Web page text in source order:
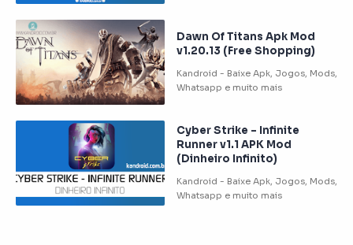
Dawn Of Titans Apk Mod
v1.20.13 (Free Shopping)
Cyber Strike – Infinite
Runner v1.1 APK Mod
(Dinheiro Infinito)